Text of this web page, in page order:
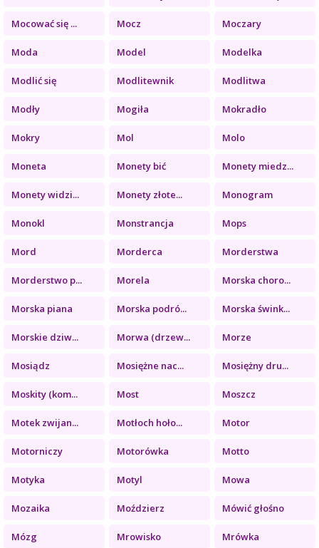
Mocować się ... Mocz Moczary
Moda Model Modelka
Modlić się Modlitewnik Modlitwa
Modły Mogiła Mokradło
Mokry Mol Molo
Moneta Monety bić Monety miedz...
Monety widzi... Monety złote... Monogram
Monokl Monstrancja Mops
Mord Morderca Morderstwa
Morderstwo p... Morela Morska choro...
Morska piana Morska podró... Morska śwink...
Morskie dziw... Morwa (drzew... Morze
Mosiądz Mosiężne nac... Mosiężny dru...
Moskity (kom... Most Moszcz
Motek zwijan... Motłoch hoło... Motor
Motorniczy Motorówka Motto
Motyka Motyl Mowa
Mozaika Moździerz Mówić głośno
Mózg Mrowisko Mrówka